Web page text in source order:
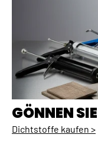
GÖNNEN
Dichtstoffe kaufen >